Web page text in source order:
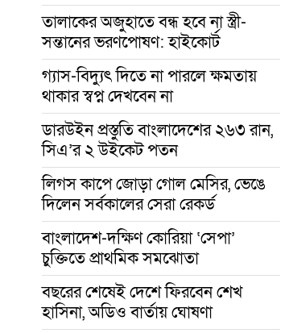
তালাকের অজুহাতে বন্ধ হবে না স্ত্রী-
সন্তানের ভরণপোষণ: হাইকোর্ট
গ্যাস-বিদ্যুৎ দিতে না পারলে ক্ষমতায়
থাকার স্বপ্ন দেখবেন না
ডারউইন প্রস্তুতি বাংলাদেশের ২৬৩ রান,
সিএ’র ২ উইকেট পতন
লিগস কাপে জোড়া গোল মেসির, ভেঙে
দিলেন সর্বকালের সেরা রেকর্ড
বাংলাদেশ-দক্ষিণ কোরিয়া ‘সেপা’
চুক্তিতে প্রাথমিক সমঝোতা
বছরের শেষেই দেশে ফিরবেন শেখ
হাসিনা, অডিও বার্তায় ঘোষণা